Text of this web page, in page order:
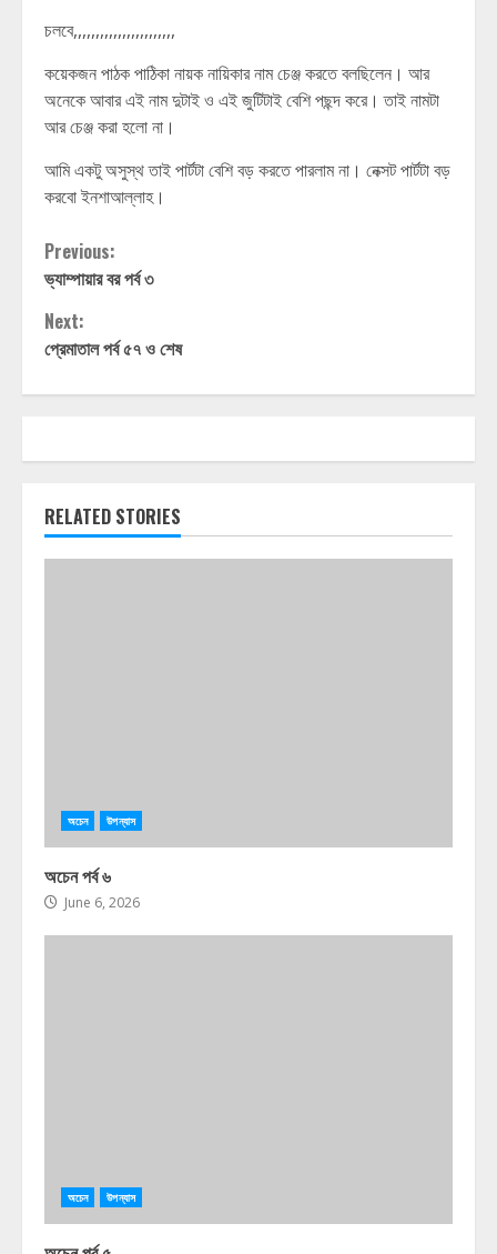
চলবে,,,,,,,,,,,,,,,,,,,,,,,
কয়েকজন পাঠক পাঠিকা নায়ক নায়িকার নাম চেঞ্জ করতে বলছিলেন। আর
অনেকে আবার এই নাম দুটাই ও এই জুটিটাই বেশি পছন্দ করে। তাই নামটা
আর চেঞ্জ করা হলো না।
আমি একটু অসুস্থ তাই পার্টটা বেশি বড় করতে পারলাম না। নেক্সট পার্টটা বড়
করবো ইনশাআল্লাহ।
Continue
Reading
Previous:
ভ্যাম্পায়ার বর পর্ব ৩
Next:
প্রেমাতাল পর্ব ৫৭ ও শেষ
RELATED STORIES
অচেন উপন্যাস
অচেন পর্ব ৬
June 6, 2026
অচেন উপন্যাস